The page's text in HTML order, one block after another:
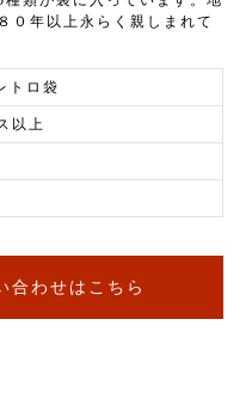
０年以上永らく親しまれて
トロ袋
以上
合わせはこちら